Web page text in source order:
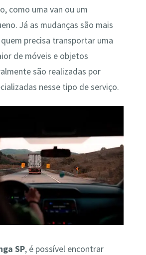
como uma van ou um
Já as mudanças são mais
precisa transportar uma
de móveis e objetos
são realizadas por
nesse tipo de serviço.
SP, é possível encontrar